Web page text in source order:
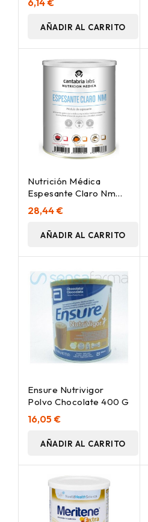
AÑADIR AL CARRITO
Nutrición Médica
Espesante Claro Nm
Sabor Naranja 400G
28,44 €
AÑADIR AL CARRITO
Ensure Nutrivigor
Polvo Chocolate 400 G
16,05 €
AÑADIR AL CARRITO